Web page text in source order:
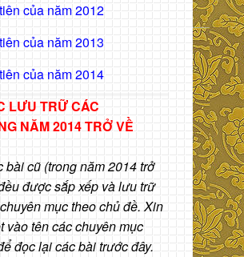
của năm 2012
của năm 2013
của năm 2014
LƯU TRỮ CÁC
NĂM 2014 TRỞ VỀ
bài cũ (trong năm 2014 trở
được sắp xếp và lưu trữ
mục theo chủ đề. Xin
vào tên các chuyên mục
đọc lại các bài trước đây.